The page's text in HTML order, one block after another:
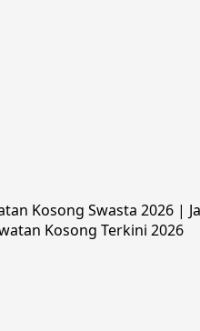
Kosong Swasta 2026
Kosong Terkini 2026